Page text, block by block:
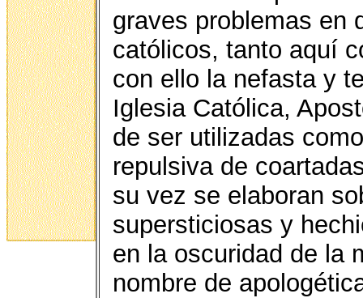
graves problemas en
católicos, tanto aquí
con ello la nefasta y
Iglesia Católica,
de ser utilizadas
repulsiva de
su vez se elaboran
supersticiosas y
en la oscuridad de la
nombre de